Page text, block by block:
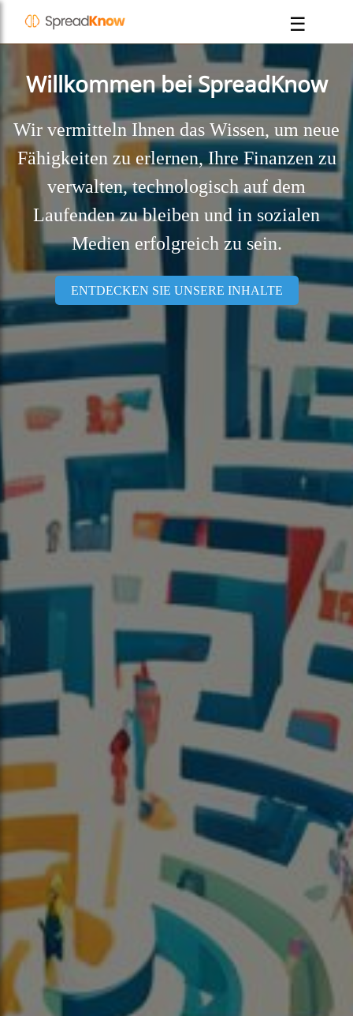
☰
Willkommen bei SpreadKnow
Wir vermitteln Ihnen das Wissen, um neue
Fähigkeiten zu erlernen, Ihre Finanzen zu
verwalten, technologisch auf dem
Laufenden zu bleiben und in sozialen
Medien erfolgreich zu sein.
ENTDECKEN SIE UNSERE INHALTE